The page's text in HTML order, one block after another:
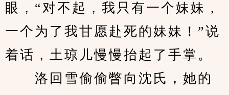
眼，“对不起，我只有一个妹妹，
一个为了我甘愿赴死的妹妹！”说
着话，土琼儿慢慢抬起了手掌。
洛回雪偷偷瞥向沈氏，她的